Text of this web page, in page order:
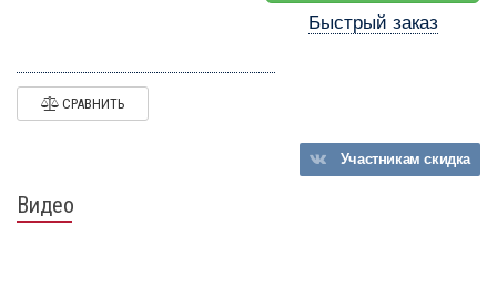
Быстрый заказ
СРАВНИТЬ
Участникамскидка
Видео